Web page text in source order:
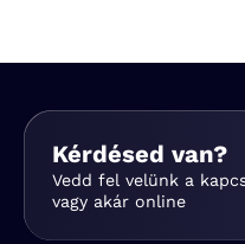
Kérdésed van?
Vedd fel velünk a
vagy akár online